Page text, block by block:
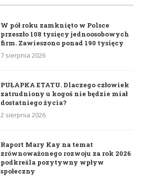
W pół roku zamknięto w Polsce
przeszło 108 tysięcy jednoosobowych
firm. Zawieszono ponad 190 tysięcy
7 sierpnia 2026
PUŁAPKA ETATU. Dlaczego człowiek
zatrudniony u kogoś nie będzie miał
dostatniego życia?
2 sierpnia 2026
Raport Mary Kay na temat
zrównoważonego rozwoju za rok 2026
podkreśla pozytywny wpływ
społeczny